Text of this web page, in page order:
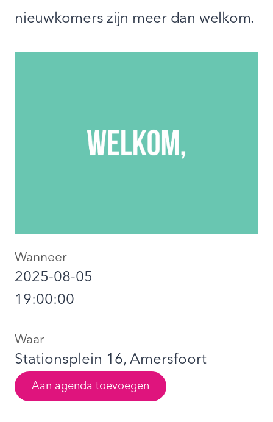
nieuwkomers zijn meer dan welkom.
Wanneer
2025-08-05
19:00:00
Waar
Stationsplein 16, Amersfoort
Aan agenda toevoegen